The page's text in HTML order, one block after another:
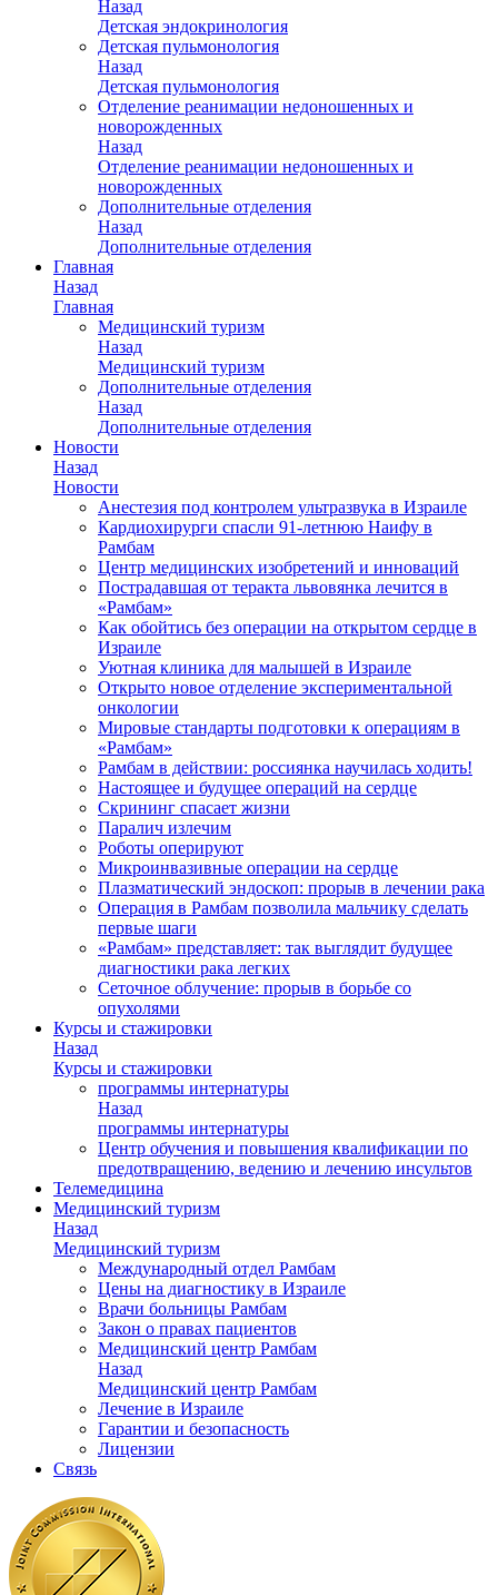
Назад
Детская эндокринология
Детская пульмонология
Назад
Детская пульмонология
Отделение реанимации недоношенных и
новорожденных
Назад
Отделение реанимации недоношенных и
новорожденных
Дополнительные отделения
Назад
Дополнительные отделения
Главная
Назад
Главная
Медицинский туризм
Назад
Медицинский туризм
Дополнительные отделения
Назад
Дополнительные отделения
Новости
Назад
Новости
Анестезия под контролем ультразвука в Израиле
Кардиохирурги спасли 91-летнюю Наифу в
Рамбам
Центр медицинских изобретений и инноваций
Пострадавшая от теракта львовянка лечится в
«Рамбам»
Как обойтись без операции на открытом сердце в
Израиле
Уютная клиника для малышей в Израиле
Открыто новое отделение экспериментальной
онкологии
Мировые стандарты подготовки к операциям в
«Рамбам»
Рамбам в действии: россиянка научилась ходить!
Настоящее и будущее операций на сердце
Скрининг спасает жизни
Паралич излечим
Роботы оперируют
Микроинвазивные операции на сердце
Плазматический эндоскоп: прорыв в лечении рака
Операция в Рамбам позволила мальчику сделать
первые шаги
«Рамбам» представляет: так выглядит будущее
диагностики рака легких
Сеточное облучение: прорыв в борьбе со
опухолями
Курсы и стажировки
Назад
Курсы и стажировки
программы интернатуры
Назад
программы интернатуры
Центр обучения и повышения квалификации по
предотвращению, ведению и лечению инсультов
Телемедицина
Медицинский туризм
Назад
Медицинский туризм
Международный отдел Рамбам
Цены на диагностику в Израиле
Врачи больницы Рамбам
Закон о правах пациентов
Медицинский центр Рамбам
Назад
Медицинский центр Рамбам
Лечение в Израиле
Гарантии и безопасность
Лицензии
Связь